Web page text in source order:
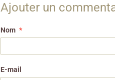
Ajouter un
Nom
E-mail